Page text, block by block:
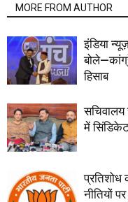
MORE FROM AUTHOR
इंडिया
हिसाब
सचिवालय
में सिंडिकेट
प्रतिशोध
नीतियों